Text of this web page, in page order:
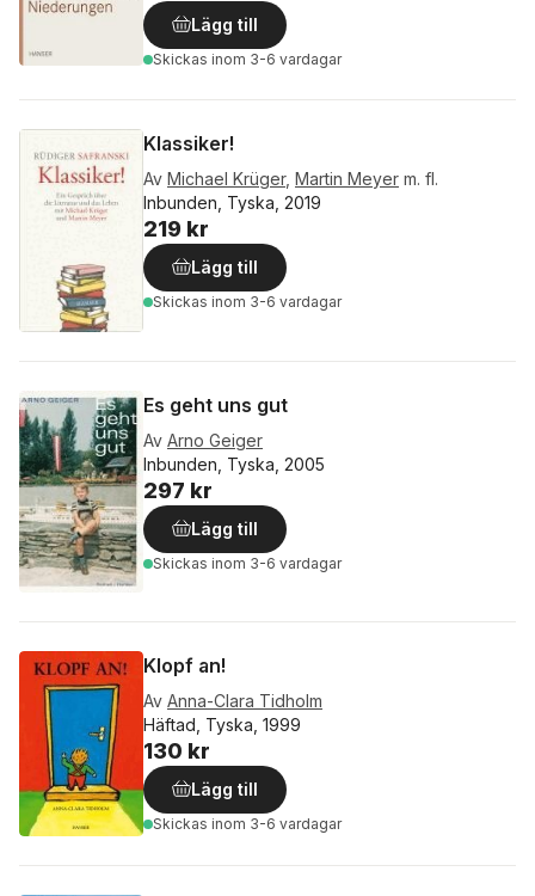
Lägg till
Skickas inom 3-6 vardagar
Klassiker!
Av Michael Krüger, Martin Meyer m. fl.
Inbunden, Tyska, 2019
219 kr
Lägg till
Skickas inom 3-6 vardagar
Es geht uns gut
Av Arno Geiger
Inbunden, Tyska, 2005
297 kr
Lägg till
Skickas inom 3-6 vardagar
Klopf an!
Av Anna-Clara Tidholm
Häftad, Tyska, 1999
130 kr
Lägg till
Skickas inom 3-6 vardagar